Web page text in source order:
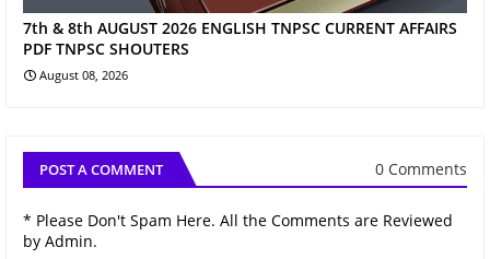
7th & 8th AUGUST 2026 ENGLISH TNPSC CURRENT AFFAIRS
PDF TNPSC SHOUTERS
August 08, 2026
POST A COMMENT 0 Comments
* Please Don't Spam Here. All the Comments are Reviewed
by Admin.